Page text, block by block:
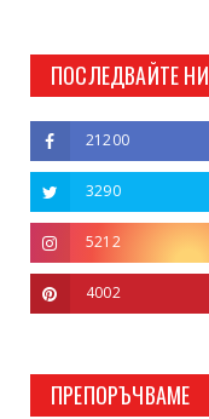
ПОСЛЕДВАЙТЕ НИ
21200
3290
5212
4002
ПРЕПОРЪЧВАМЕ